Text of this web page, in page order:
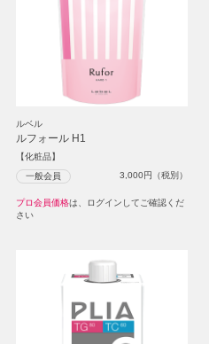
ルベル
ルフォール H1
【化粧品】
一般会員 3,000円（税別）
プロ会員価格は、ログインしてご確認くだ
さい